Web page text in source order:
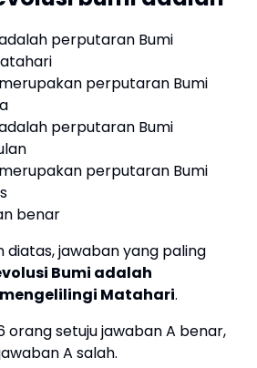
perputaran Bumi
merupakan perputaran Bumi
perputaran Bumi
merupakan perputaran Bumi
benar
diatas, jawaban yang paling
Bumi adalah
Matahari.
orang setuju jawaban A benar,
A salah.